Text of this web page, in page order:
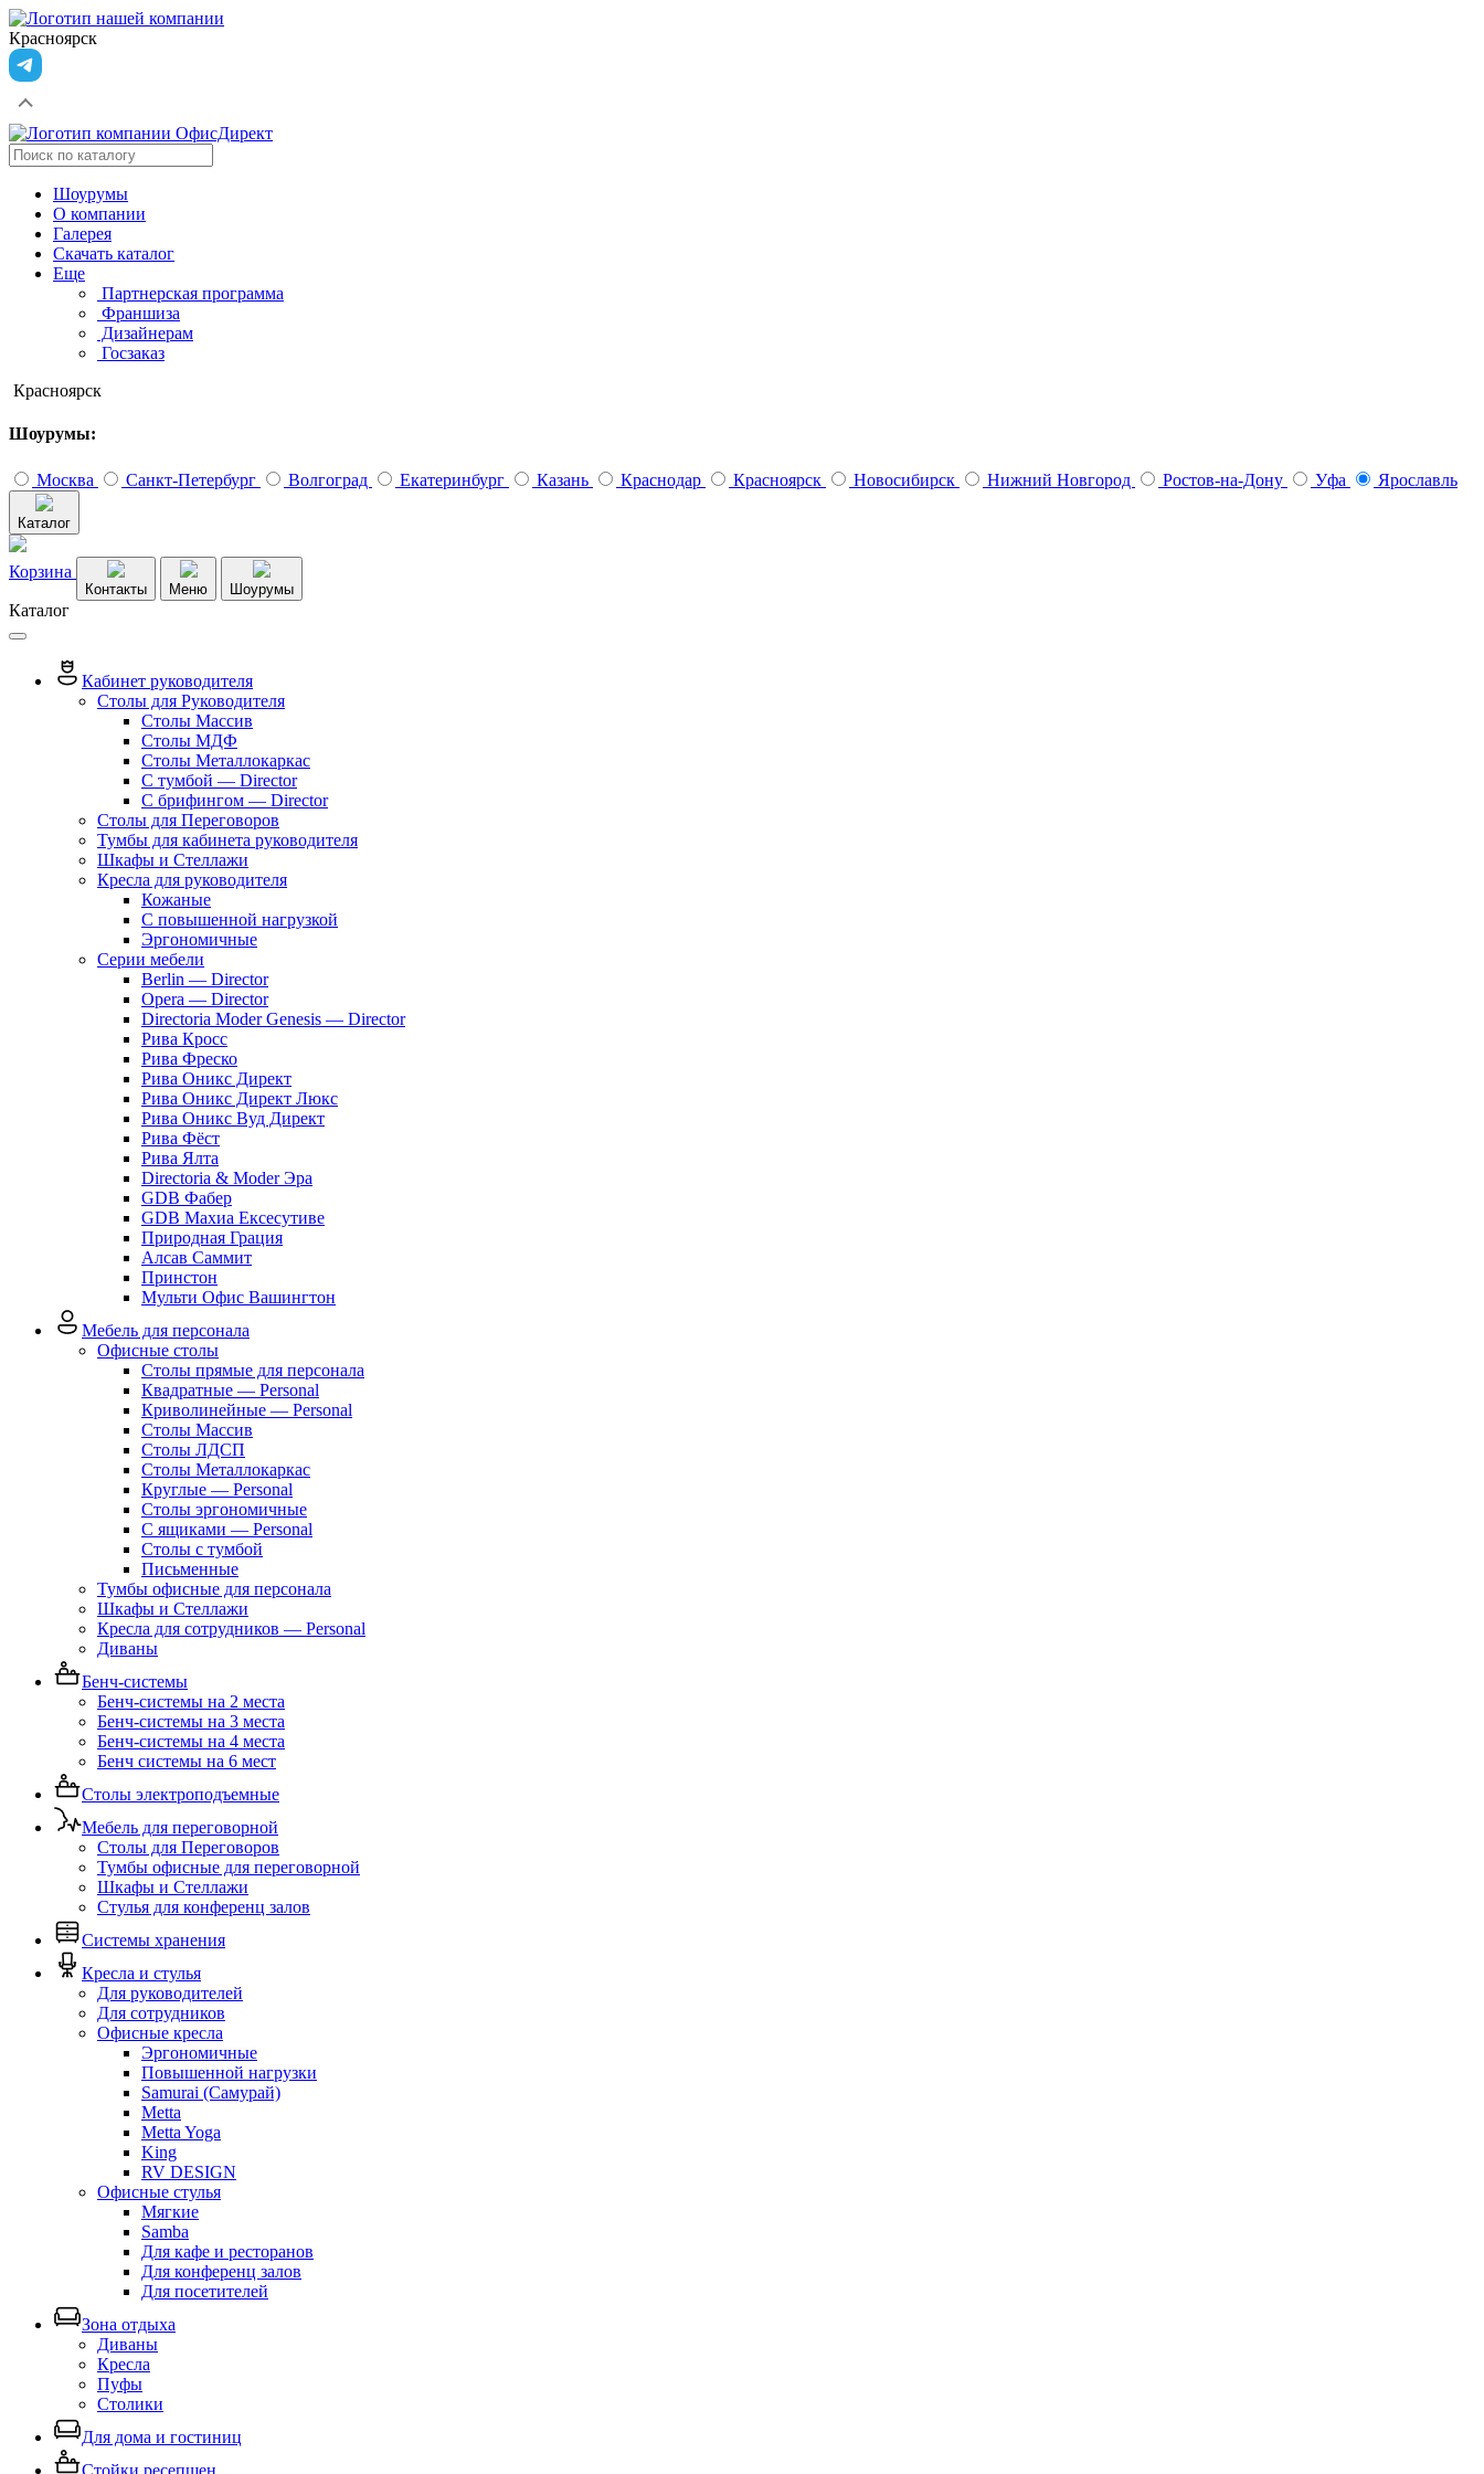
Красноярск
Шоурумы
О компании
Галерея
Скачать каталог
Еще
Партнерская программа
Франшиза
Дизайнерам
Госзаказ
Красноярск
Шоурумы:
Москва Санкт-Петербург Волгоград Екатеринбург Казань Краснодар Красноярск Новосибирск Нижний Новгород Ростов-на-Дону Уфа Ярославль
Каталог
Корзина
Контакты Меню Шоурумы
Каталог
Кабинет руководителя
Столы для Руководителя
Столы Массив
Столы МДФ
Столы Металлокаркас
С тумбой — Director
C брифингом — Director
Столы для Переговоров
Тумбы для кабинета руководителя
Шкафы и Стеллажи
Кресла для руководителя
Кожаные
С повышенной нагрузкой
Эргономичные
Серии мебели
Berlin — Director
Opera — Director
Directoria Moder Genesis — Director
Рива Кросс
Рива Фреско
Рива Оникс Директ
Рива Оникс Директ Люкс
Рива Оникс Вуд Директ
Рива Фёст
Рива Ялта
Directoria & Moder Эра
GDB Фабер
GDB Махиа Ексесутиве
Природная Грация
Алсав Саммит
Принстон
Мульти Офис Вашингтон
Мебель для персонала
Офисные столы
Столы прямые для персонала
Квадратные — Personal
Криволинейные — Personal
Столы Массив
Столы ЛДСП
Столы Металлокаркас
Круглые — Personal
Столы эргономичные
С ящиками — Personal
Столы с тумбой
Письменные
Тумбы офисные для персонала
Шкафы и Стеллажи
Кресла для сотрудников — Personal
Диваны
Бенч-системы
Бенч-системы на 2 места
Бенч-системы на 3 места
Бенч-системы на 4 места
Бенч системы на 6 мест
Столы электроподъемные
Мебель для переговорной
Столы для Переговоров
Тумбы офисные для переговорной
Шкафы и Стеллажи
Стулья для конференц залов
Системы хранения
Кресла и стулья
Для руководителей
Для сотрудников
Офисные кресла
Эргономичные
Повышенной нагрузки
Samurai (Самурай)
Metta
Metta Yoga
King
RV DESIGN
Офисные стулья
Мягкие
Samba
Для кафе и ресторанов
Для конференц залов
Для посетителей
Зона отдыха
Диваны
Кресла
Пуфы
Столики
Для дома и гостиниц
Стойки ресепшен